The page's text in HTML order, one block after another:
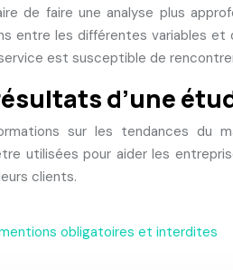
de faire une analyse plus
entre les différentes variables
est susceptible de
d’une
sur les tendances du
utilisées pour aider les
clients.
obligatoires et interdites